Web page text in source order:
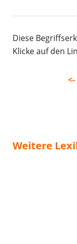
Diese
Klicke auf den
Weitere